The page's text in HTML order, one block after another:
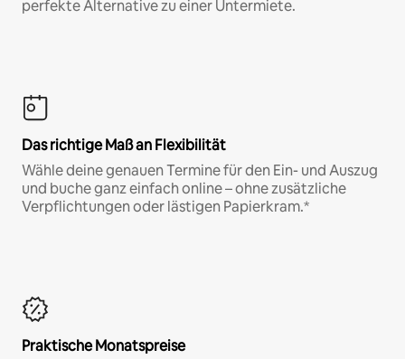
perfekte Alternative zu einer Untermiete.
Das richtige Maß an Flexibilität
Wähle deine genauen Termine für den Ein- und Auszug
und buche ganz einfach online – ohne zusätzliche
Verpflichtungen oder lästigen Papierkram.*
Praktische Monatspreise